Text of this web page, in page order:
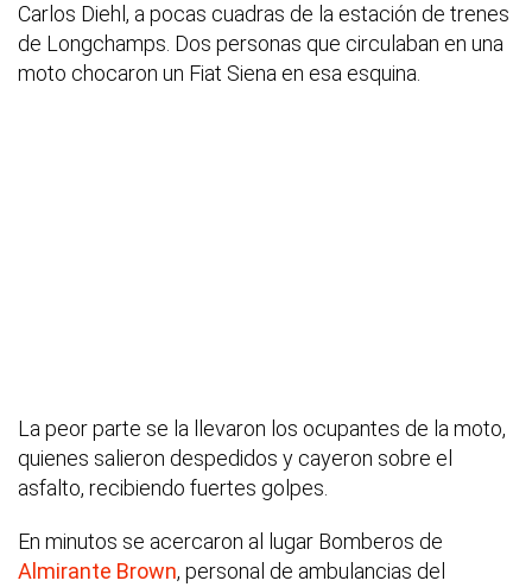
Carlos Diehl, a pocas cuadras de la estación de trenes
de Longchamps. Dos personas que circulaban en una
moto chocaron un Fiat Siena en esa esquina.
La peor parte se la llevaron los ocupantes de la moto,
quienes salieron despedidos y cayeron sobre el
asfalto, recibiendo fuertes golpes.
En minutos se acercaron al lugar Bomberos de
Almirante Brown, personal de ambulancias del